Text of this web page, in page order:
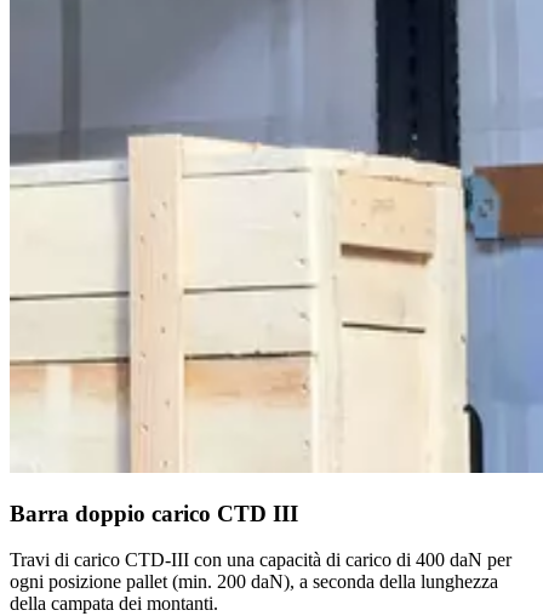
Barra doppio carico CTD III
Travi di carico CTD-III con una capacità di carico di 400 daN per
ogni posizione pallet (min. 200 daN), a seconda della lunghezza
della campata dei montanti.